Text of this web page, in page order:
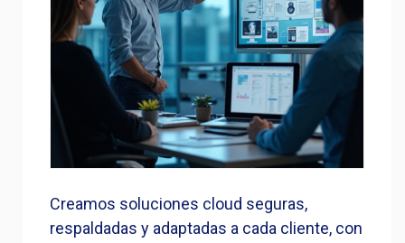
Creamos soluciones cloud seguras,
respaldadas y adaptadas a cada cliente, con